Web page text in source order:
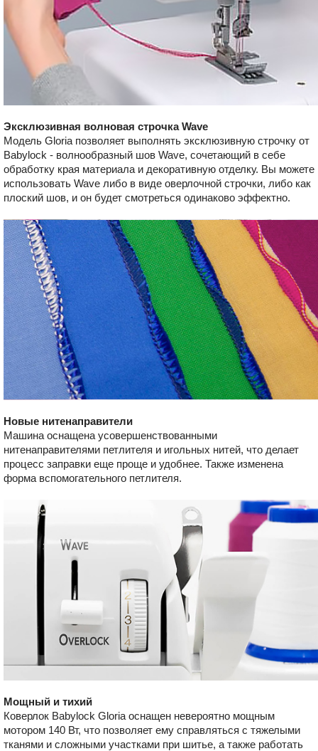
Эксклюзивная волновая строчка Wave
Модель Gloria позволяет выполнять эксклюзивную строчку от
Babylock - волнообразный шов Wave, сочетающий в себе
обработку края материала и декоративную отделку. Вы можете
использовать Wave либо в виде оверлочной строчки, либо как
плоский шов, и он будет смотреться одинаково эффектно.
Новые нитенаправители
Машина оснащена усовершенствованными
нитенаправителями петлителя и игольных нитей, что делает
процесс заправки еще проще и удобнее. Также изменена
форма вспомогательного петлителя.
Мощный и тихий
Коверлок Babylock Gloria оснащен невероятно мощным
мотором 140 Вт, что позволяет ему справляться с тяжелыми
тканями и сложными участками при шитье, а также работать